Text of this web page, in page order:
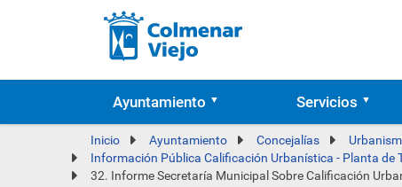
Ayuntamiento Servicios
Inicio Ayuntamiento Concejalías
Información Pública Calificación Urbanística - Planta de
32. Informe Secretaría Municipal Sobre Calificación